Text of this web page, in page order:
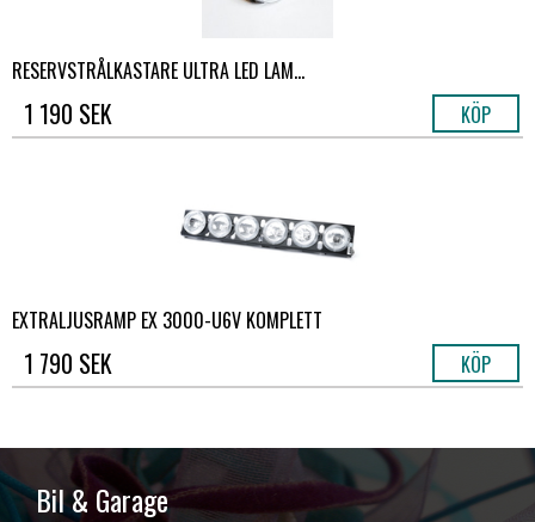
RESERVSTRÅLKASTARE ULTRA LED LAM...
1 190 SEK KÖP
EXTRALJUSRAMP EX 3000-U6V KOMPLETT
1 790 SEK KÖP
Bil & Garage